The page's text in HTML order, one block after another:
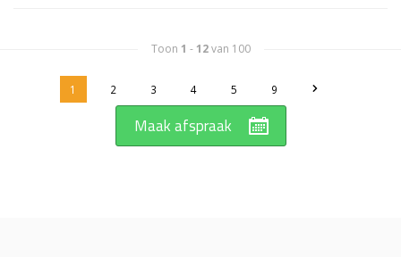
Toon 1 - 12van 100
1 2 3 4 5 9
Maak afspraak